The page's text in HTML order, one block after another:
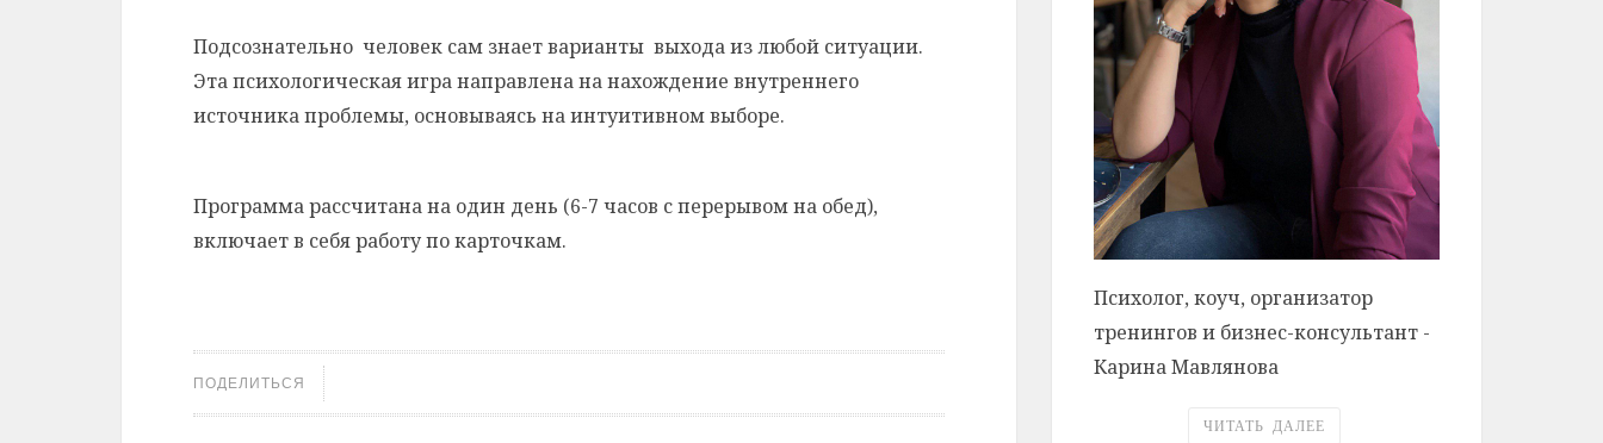
Подсознательно человек сам знает варианты выхода из любой ситуации.
Эта психологическая игра направлена на нахождение внутреннего
источника проблемы, основываясь на интуитивном выборе.
Программа рассчитана на один день (6-7 часов с перерывом на обед),
включает в себя работу по карточкам.
ПОДЕЛИТЬСЯ
Психолог, коуч, организатор
тренингов и бизнес-консультант -
Карина Мавлянова
ЧИТАТЬ ДАЛЕЕ